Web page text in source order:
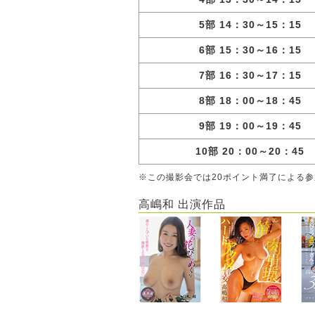
5部 14：30～15：15
6部 15：30～16：15
7部 16：30～17：15
8部 18：00～18：45
9部 19：00～19：45
10部 20：00～20：45
※この撮影会では20ポイント満了による
高嶋和 出演作品